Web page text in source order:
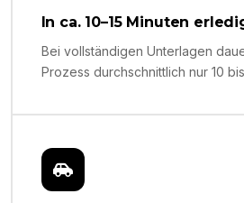
In ca. 10–15 Minuten
Bei vollständigen Unterlagen
Prozess durchschnittlich nur 10